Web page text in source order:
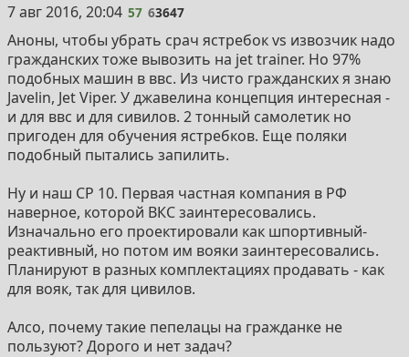
57
7 авг 2016, 20:04 57 63647
Аноны, чтобы убрать срач ястребок vs извозчик надо
гражданских тоже вывозить на jet trainer. Но 97%
подобных машин в ввс. Из чисто гражданских я знаю
Javelin, Jet Viper. У джавелина концепция интересная -
и для ввс и для сивилов. 2 тонный самолетик но
пригоден для обучения ястребков. Еще поляки
подобный пытались запилить.
Ну и наш СР 10. Первая частная компания в РФ
наверное, которой ВКС заинтересовались.
Изначально его проектировали как шпортивный-
реактивный, но потом им вояки заинтересовались.
Планируют в разных комплектациях продавать - как
для вояк, так для цивилов.
Алсо, почему такие пепелацы на гражданке не
пользуют? Дорого и нет задач?